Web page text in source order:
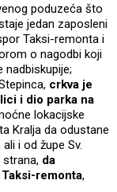
poduzeća što
jedan zaposleni
Taksi-remonta i
o nagodbi koji
nadbiskupije;
crkva je
i dio parka na
lokacijske
Kralja da odustane
i od župe Sv.
strana, da
remonta,